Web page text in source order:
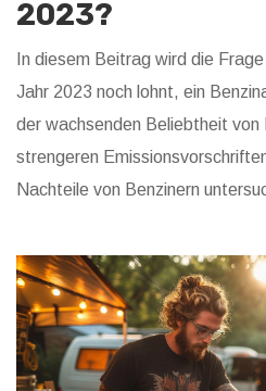
2023?
In diesem Beitrag wird die
Jahr 2023 noch lohnt, ein
der wachsenden Beliebtheit von
strengeren
Nachteile von Benzinern
beleuchtet, um eine fundierte
potenzielle Autokäufer zu bieten.